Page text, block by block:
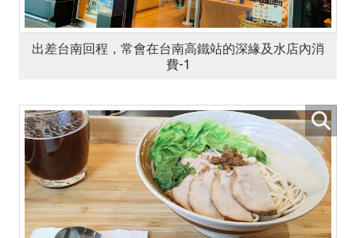
出差台南回程，常會在台南高鐵站的深緣及水店內消
費-1